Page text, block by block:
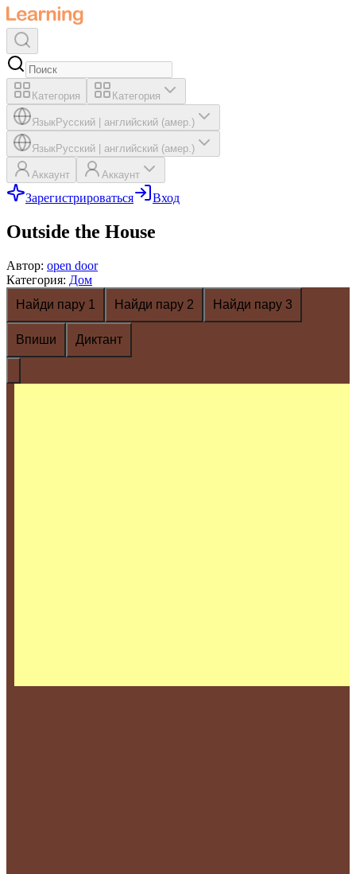
Категория Категория
ЯзыкРусский английский (амер.)
ЯзыкРусский английский (амер.)
Аккаунт Аккаунт
Зарегистрироваться Вход
Outside the House
Автор: open door
Категория: Дом
Найди пару 1
Найди пару 2 Найди пару 3
Впиши Диктант